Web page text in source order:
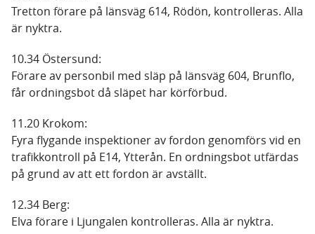
Tretton förare på länsväg 614, Rödön, kontrolleras. Alla
är nyktra.
10.34 Östersund:
Förare av personbil med släp på länsväg 604, Brunflo,
får ordningsbot då släpet har körförbud.
11.20 Krokom:
Fyra flygande inspektioner av fordon genomförs vid en
trafikkontroll på E14, Ytterån. En ordningsbot utfärdas
på grund av att ett fordon är avställt.
12.34 Berg:
Elva förare i Ljungalen kontrolleras. Alla är nyktra.